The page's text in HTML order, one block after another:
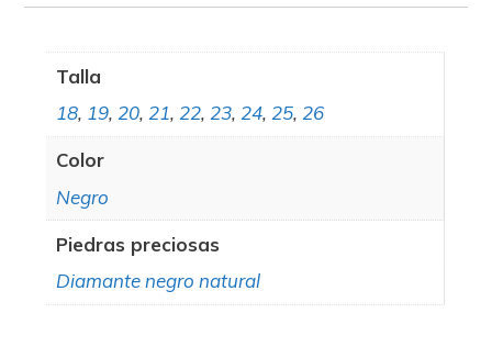
Talla
18, 19, 20, 21, 22, 23, 24, 25, 26
Color
Negro
Piedras preciosas
Diamante negro natural